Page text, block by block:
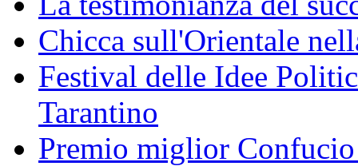
Chicca sull'Orientale
Festival delle Idee
Tarantino
Premio miglior